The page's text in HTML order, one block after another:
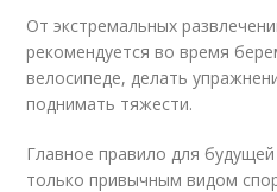
От экстремальных
рекомендуется во время
велосипеде, делать
поднимать тяжести.
Главное правило для
только привычным видом